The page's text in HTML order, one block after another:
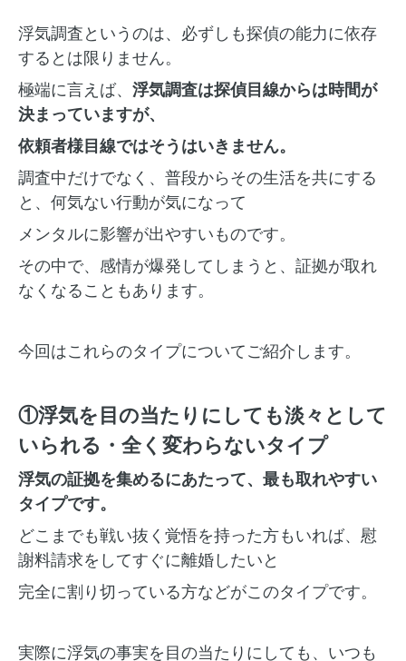
浮気調査というのは、必ずしも探偵の能力に依存
するとは限りません。
極端に言えば、 浮気調査は探偵目線からは時間が
決まっていますが、
依頼者様目線ではそうはいきません。
調査中だけでなく、普段からその生活を共にする
と、何気ない行動が気になって
メンタルに影響が出やすいものです。
その中で、感情が爆発してしまうと、証拠が取れ
なくなることもあります。
今回はこれらのタイプについてご紹介します。
①浮気を目の当たりにしても淡々として
いられる・全く変わらないタイプ
浮気の証拠を集めるにあたって、最も取れやすい
タイプです。
どこまでも戦い抜く覚悟を持った方もいれば、慰
謝料請求をしてすぐに離婚したいと
完全に割り切っている方などがこのタイプです。
実際に浮気の事実を目の当たりにしても、いつも